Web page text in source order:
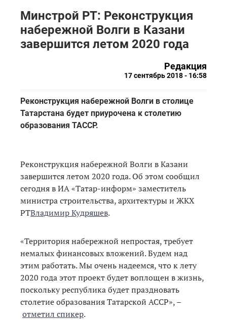
Минстрой РТ: Реконструкция
набережной Волги в Казани
завершится летом 2020 года
Редакция
17 сентябрь 2018 - 16:58
Реконструкция набережной Волги в столице
Татарстана будет приурочена к столетию
образования ТАССР.
Реконструкция набережной Волги в Казани
завершится летом 2020 года. Об этом сообщил
сегодня в ИА «Татар-информ» заместитель
министра строительства, архитектуры и ЖКХ
РТВладимир Кудряшев.
«Территория набережной непростая, требует
немалых финансовых вложений. Будем над
этим работать. Мы очень надеемся, что к лету
2020 года этот проект будет воплощен в жизнь,
поскольку республика будет праздновать
столетие образования Татарской АССР», –
отметил спикер.